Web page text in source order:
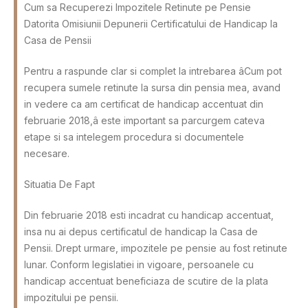
Cum sa Recuperezi Impozitele Retinute pe Pensie
Datorita Omisiunii Depunerii Certificatului de Handicap la
Casa de Pensii
Pentru a raspunde clar si complet la intrebarea âCum pot
recupera sumele retinute la sursa din pensia mea, avand
in vedere ca am certificat de handicap accentuat din
februarie 2018,â este important sa parcurgem cateva
etape si sa intelegem procedura si documentele
necesare.
Situatia De Fapt
Din februarie 2018 esti incadrat cu handicap accentuat,
insa nu ai depus certificatul de handicap la Casa de
Pensii. Drept urmare, impozitele pe pensie au fost retinute
lunar. Conform legislatiei in vigoare, persoanele cu
handicap accentuat beneficiaza de scutire de la plata
impozitului pe pensii.